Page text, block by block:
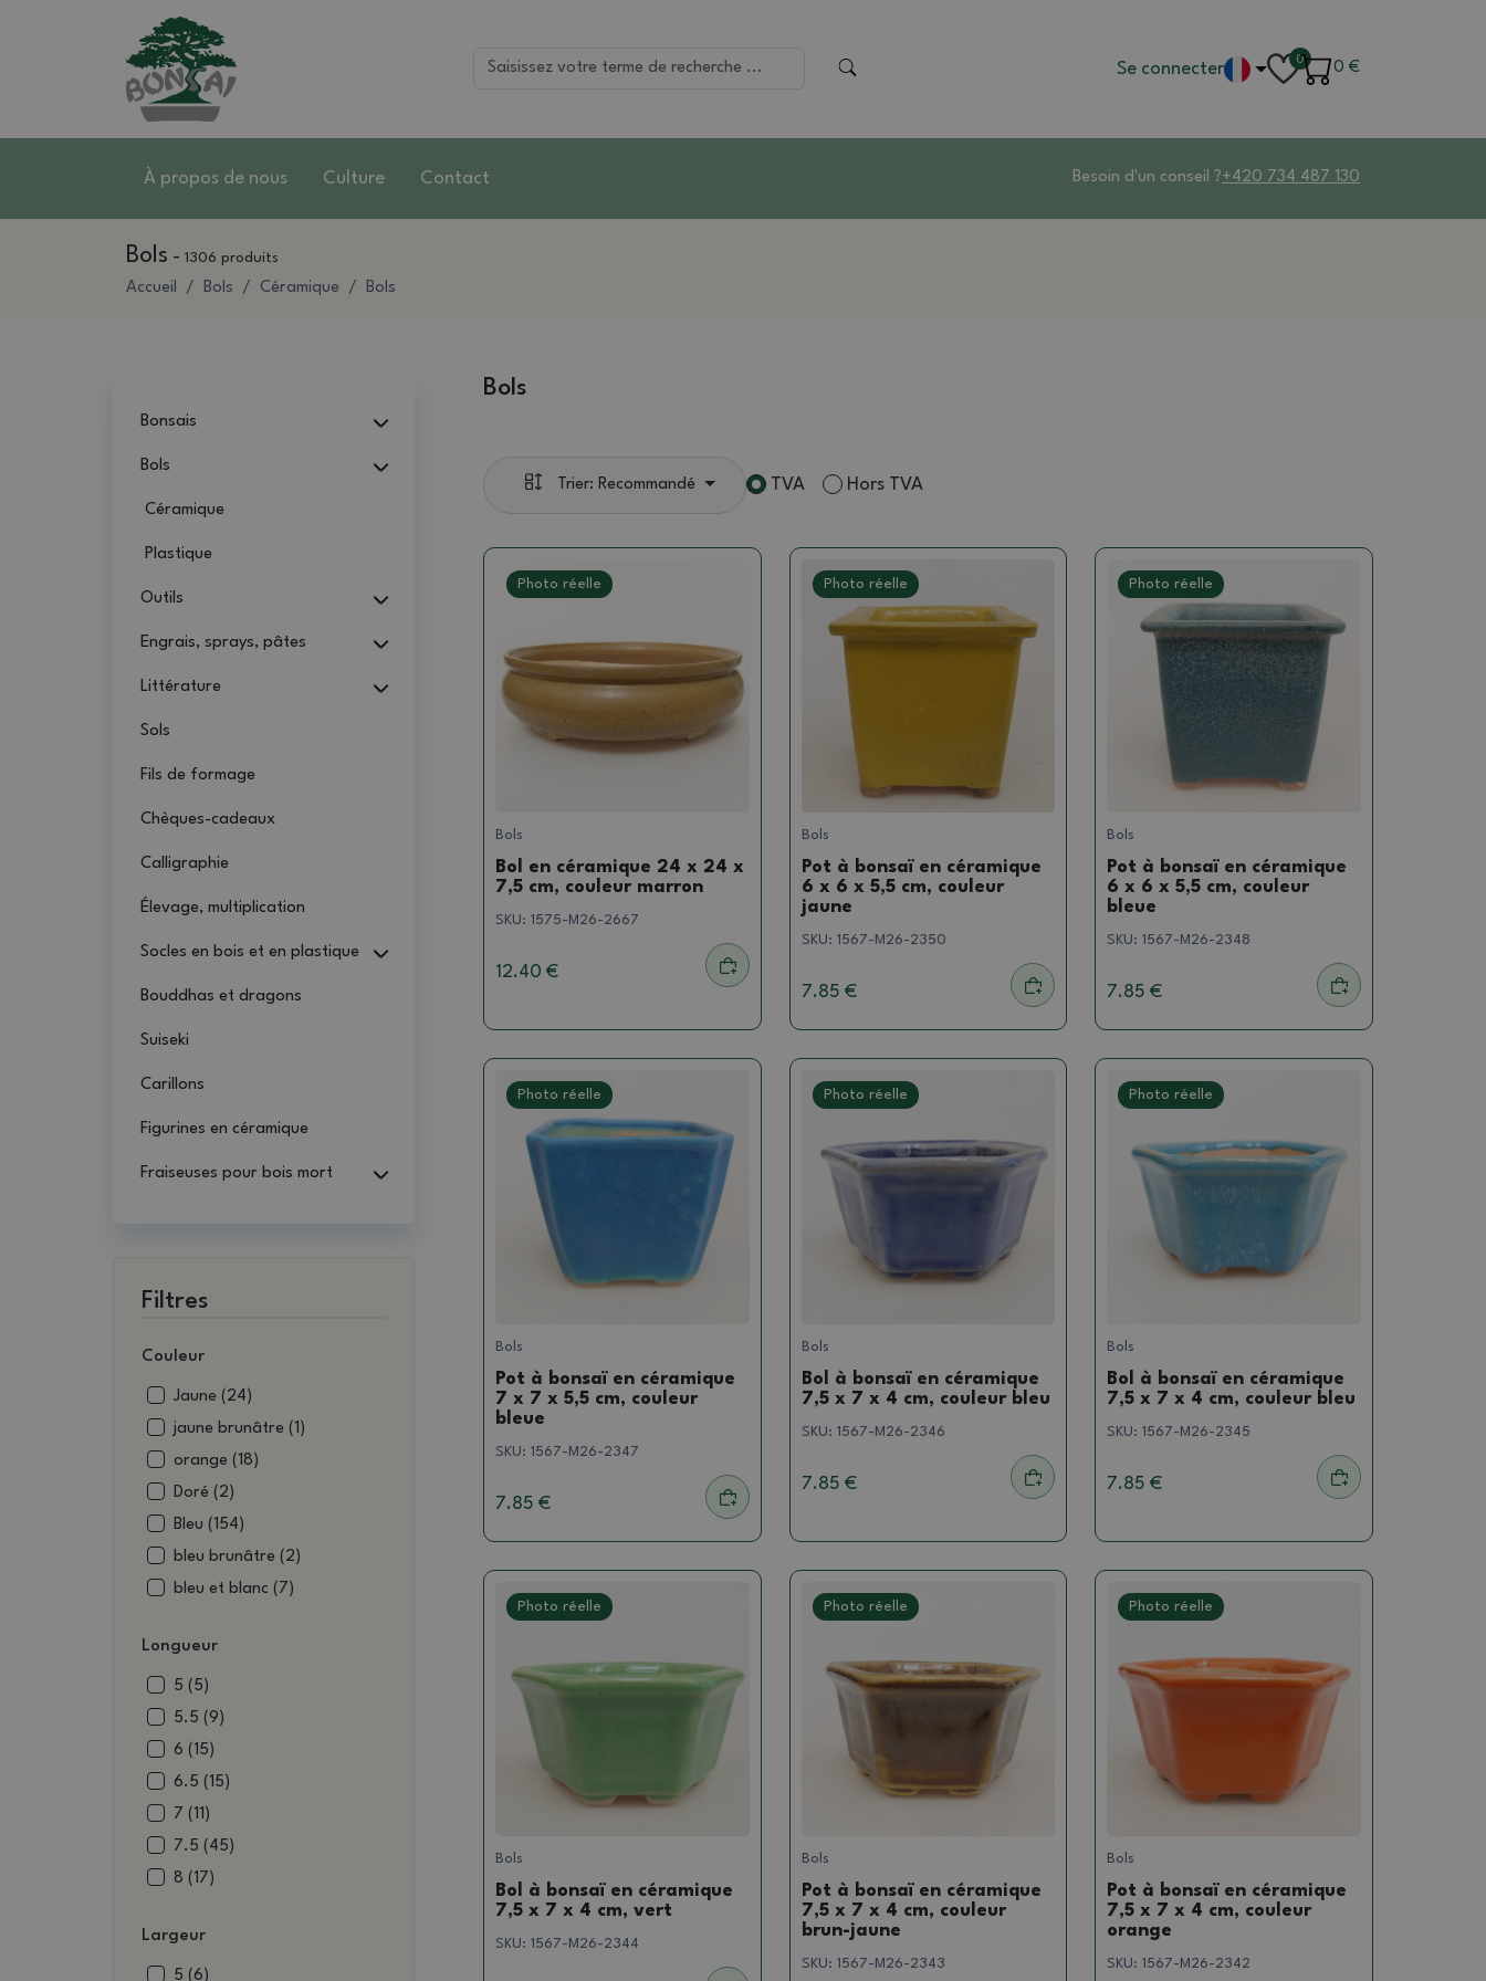
Se connecter 0
0 €
À propos de nous Culture Contact Besoin d'un conseil ?+420 734 487 130
Bols - 1306 produits
Accueil Bols Céramique Bols
Bonsais
Bols
Céramique
Plastique
Outils
Engrais, sprays, pâtes
Littérature
Sols
Fils de formage
Chèques-cadeaux
Calligraphie
Élevage, multiplication
Socles en bois et en plastique
Bouddhas et dragons
Suiseki
Carillons
Figurines en céramique
Fraiseuses pour bois mort
Filtres
Couleur
Jaune (24)
jaune brunâtre (1)
orange (18)
Doré (2)
Bleu (154)
bleu brunâtre (2)
bleu et blanc (7)
Marron (526)
marron et noir (4)
brun ocre (44)
brun-vert (2)
rose brunâtre (1)
rouge brunâtre (4)
Beige (51)
beige-brun (1)
Noir (24)
noir et brun (1)
Longueur
5 (5)
5.5 (9)
6 (15)
6.5 (15)
7 (11)
7.5 (45)
8 (17)
9 (46)
9.5 (40)
Largeur
5 (6)
Bols
Trier: Recommandé TVA Hors TVA
Photo réelle
Bols
Bol en céramique 24 x 24 x
7,5 cm, couleur marron
SKU: 1575-M26-2667
12.40 €
Photo réelle
Bols
Pot à bonsaï en céramique
6 x 6 x 5,5 cm, couleur
jaune
SKU: 1567-M26-2350
7.85 €
Photo réelle
Bols
Pot à bonsaï en céramique
6 x 6 x 5,5 cm, couleur
bleue
SKU:1567-M26-2348
7.85 €
Photo réelle
Bols
Pot à bonsaï en céramique
7 x 7 x 5,5 cm, couleur
bleue
SKU: 1567-M26-2347
7.85 €
Photo réelle
Bols
Bol à bonsaï en céramique
7,5 x 7 x 4 cm, couleur bleu
SKU: 1567-M26-2346
7.85 €
Photo réelle
Bols
Bol à bonsaï en céramique
7,5 x 7 x 4 cm, couleur bleu
SKU:1567-M26-2345
7.85 €
Photo réelle
Bols
Bol à bonsaï en céramique
7,5 x 7 x 4 cm, vert
SKU: 1567-M26-2344
Photo réelle
Bols
Pot à bonsaï en céramique
7,5 x 7 x 4 cm, couleur
brun-jaune
SKU: 1567-M26-2343
Photo réelle
Bols
Pot à bonsaï en céramique
7,5 x 7 x 4 cm, couleur
orange
SKU:1567-M26-2342